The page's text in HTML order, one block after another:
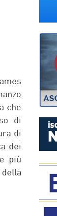
che
di
di
dei
più